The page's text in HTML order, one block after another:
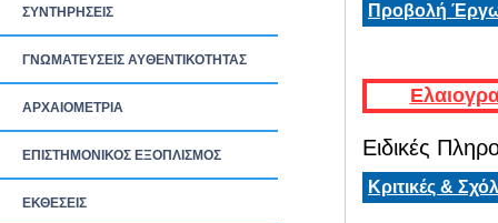
ΣΥΝΤΗΡΗΣΕΙΣ
ΓΝΩΜΑΤΕΥΣΕΙΣ ΑΥΘΕΝΤΙΚΟΤΗΤΑΣ
ΑΡΧΑΙΟΜΕΤΡΙΑ
ΕΠΙΣΤΗΜΟΝΙΚΟΣ ΕΞΟΠΛΙΣΜΟΣ
ΕΚΘΕΣΕΙΣ
Προβολή
Ειδικές
Κριτικές &